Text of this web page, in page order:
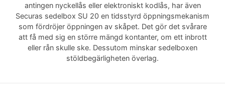
antingen nyckellås eller elektroniskt kodlås, har även
Securas sedelbox SU 20 en tidsstyrd öppningsmekanism
som fördröjer öppningen av skåpet. Det gör det svårare
att få med sig en större mängd kontanter, om ett inbrott
eller rån skulle ske. Dessutom minskar sedelboxen
stöldbegärligheten överlag.